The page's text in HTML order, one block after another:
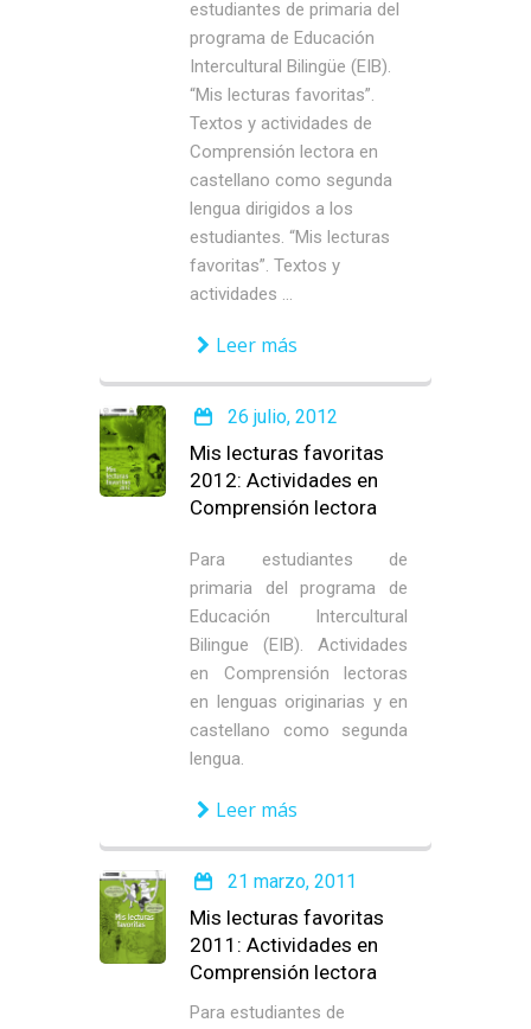
estudiantes de primaria del
programa de Educación
Intercultural Bilingüe (EIB).
“Mis lecturas favoritas”.
Textos y actividades de
Comprensión lectora en
castellano como segunda
lengua dirigidos a los
estudiantes. “Mis lecturas
favoritas”. Textos y
actividades ...
Leer más
26 julio, 2012
Mis lecturas favoritas
2012: Actividades en
Comprensión lectora
Para estudiantes de
primaria del programa de
Educación Intercultural
Bilingue (EIB). Actividades
en Comprensión lectoras
en lenguas originarias y en
castellano como segunda
lengua.
Leer más
21 marzo, 2011
Mis lecturas favoritas
2011: Actividades en
Comprensión lectora
Para estudiantes de